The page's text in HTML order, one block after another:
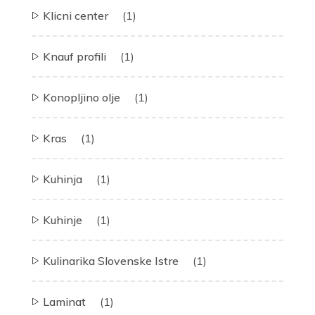
Klicni center (1)
Knauf profili (1)
Konopljino olje (1)
Kras (1)
Kuhinja (1)
Kuhinje (1)
Kulinarika Slovenske Istre (1)
Laminat (1)